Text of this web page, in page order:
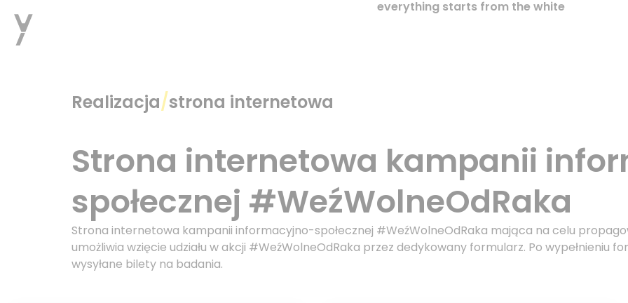
everything starts from the white
Realizacja/strona internetowa
Strona internetowa kampanii
społecznej #WeźWolneOdRaka
Strona internetowa kampanii informacyjno-społecznej #WeźWolneOdRaka mająca na celu
umożliwia wzięcie udziału w akcji #WeźWolneOdRaka przez dedykowany formularz. Po wypełnieniu
wysyłane bilety na badania.